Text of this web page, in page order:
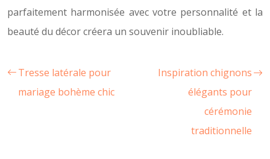
parfaitement harmonisée avec votre personnalité et la
beauté du décor créera un souvenir inoubliable.
Tresse latérale pour
mariage bohème chic
Inspiration chignons
élégants pour
cérémonie
traditionnelle